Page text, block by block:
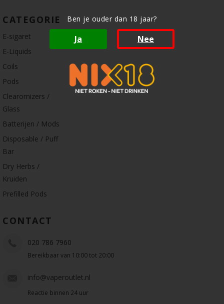
Ben je ouder dan 18 jaar?
Ja Nee
CATEGORIE
E-sigaret
E-Liquids
Coils
Pods
Clearomizers /
Glass
Batterijen / Mods
Disposable / Puff
Bar
Dry Herbs /
Kruiden
Prefilled Pods
CONTACT
020 786 7960
Bereikbaar van 10:00 tot 20:00
info@vaperoutlet.nl
Reactie binnen 24 uur